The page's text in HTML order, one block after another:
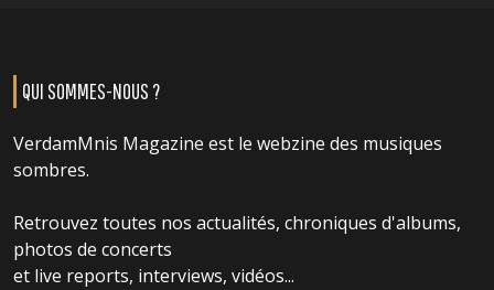
QUI SOMMES-NOUS ?
VerdamMnis Magazine est le webzine des musiques
sombres.
Retrouvez toutes nos actualités, chroniques d'albums,
photos de concerts
et live reports, interviews, vidéos...